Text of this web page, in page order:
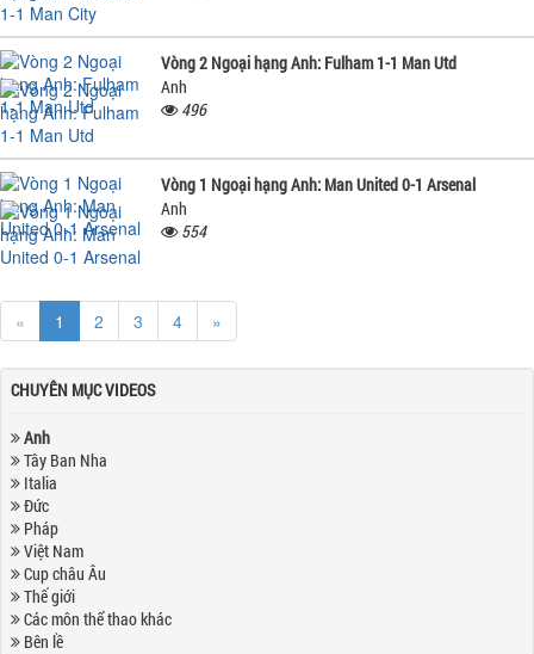
Vòng 2 Ngoại hạng Anh: Fulham 1-1 Man Utd
Anh
496
Vòng 1 Ngoại hạng Anh: Man United 0-1 Arsenal
Anh
554
« 1 2 3 4 »
CHUYÊN MỤC VIDEOS
Anh
Tây Ban Nha
Italia
Đức
Pháp
Việt Nam
Cup châu Âu
Thế giới
Các môn thể thao khác
Bên lề